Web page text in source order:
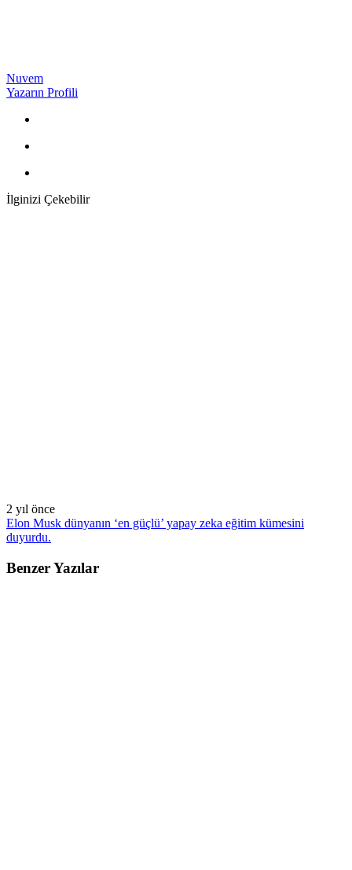
Nuvem
Yazarın Profili
İlginizi Çekebilir
2 yıl önce
Elon Musk dünyanın ‘en güçlü’ yapay zeka eğitim kümesini
duyurdu.
Benzer Yazılar